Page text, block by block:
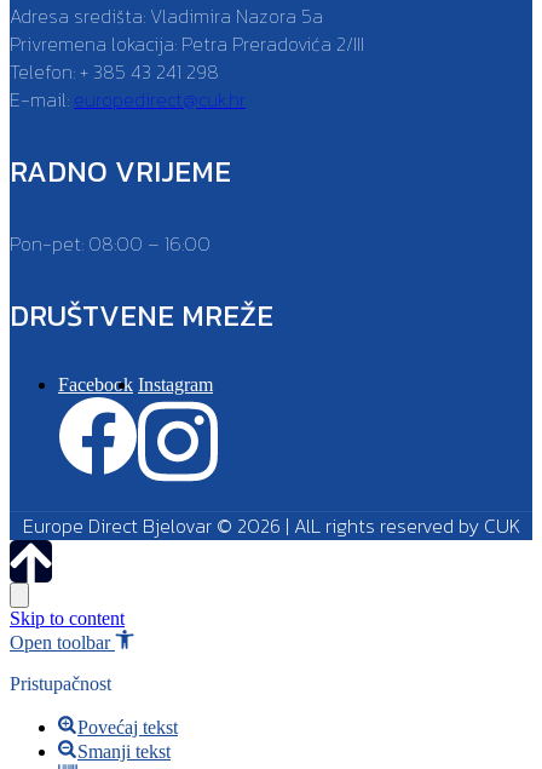
Adresa središta: Vladimira Nazora 5a
Privremena lokacija: Petra Preradovića 2/III
Telefon: + 385 43 241 298
E-mail: europedirect@cuk.hr
RADNO VRIJEME
Pon-pet: 08:00 – 16:00
DRUŠTVENE MREŽE
Facebook Instagram
Europe Direct Bjelovar © 2026 | AlL rights reserved by CUK
Skip to content
Open toolbar
Pristupačnost
Povećaj tekst
Smanji tekst